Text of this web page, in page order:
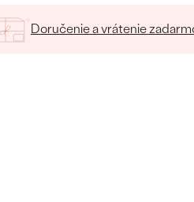
Doručenie a vrátenie